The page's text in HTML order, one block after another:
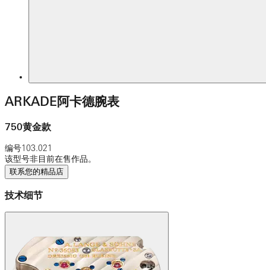
ARKADE阿卡德腕表
750黄金款
编号103.021
该型号非目前在售作品。
联系您的精品店
技术细节